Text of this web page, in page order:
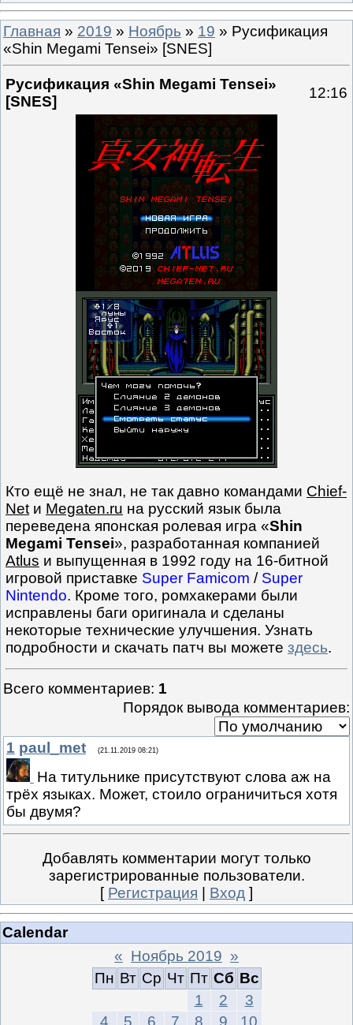
Главная » 2019 » Ноябрь » 19 » Русификация
«Shin Megami Tensei» [SNES]
Русификация «Shin Megami Tensei»
[SNES]
12:16
Кто ещё не знал, не так давно командами Chief-
Net и Megaten.ru на русский язык была
переведена японская ролевая игра «Shin
Megami Tensei», разработанная компанией
Atlus и выпущенная в 1992 году на 16-битной
игровой приставке Super Famicom / Super
Nintendo. Кроме того, ромхакерами были
исправлены баги оригинала и сделаны
некоторые технические улучшения. Узнать
подробности и скачать патч вы можете здесь.
Всего комментариев: 1
Порядок вывода комментариев:
1 paul_met (21.11.2019 08:21)
На титульнике присутствуют слова аж на
трёх языках. Может, стоило ограничиться хотя
бы двумя?
Добавлять комментарии могут только
зарегистрированные пользователи.
[ Регистрация Вход ]
Calendar
« Ноябрь 2019 »
Пн Вт Ср Чт Пт Сб Вс
1
2
3
4
5 6 7 8 9 10